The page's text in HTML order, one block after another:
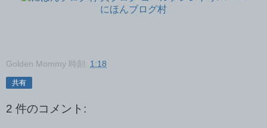
にほんブログ村
Golden Mommy 時刻: 1:18
共有
2 件のコメント: